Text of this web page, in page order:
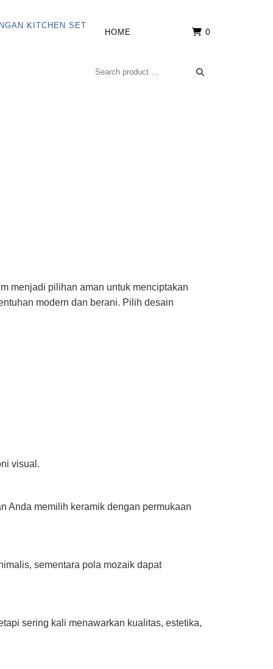
0
HOME
menjadi pilihan aman untuk menciptakan
modern dan berani. Pilih desain
visual.
Anda memilih keramik dengan permukaan
sementara pola mozaik dapat
sering kali menawarkan kualitas, estetika,